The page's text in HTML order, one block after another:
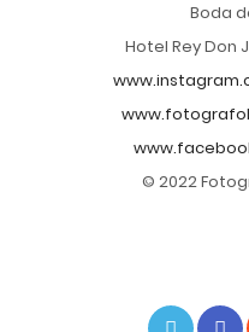
Boda
Hotel Rey Don
© 2022